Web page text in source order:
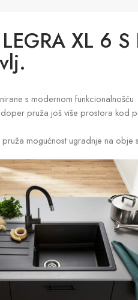
XL 6 S
s modernom funkcionalnošću
pruža još više prostora kod
mogućnost ugradnje na obje